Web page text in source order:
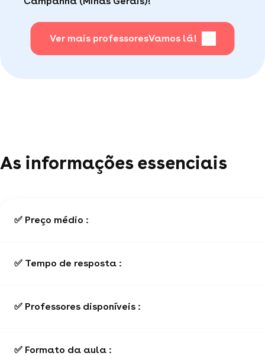
Ver mais professoresVamos lá!
As informações essenciais
✅ Preço médio :
✅ Tempo de resposta :
✅ Professores disponíveis :
✅ Formato da aula :